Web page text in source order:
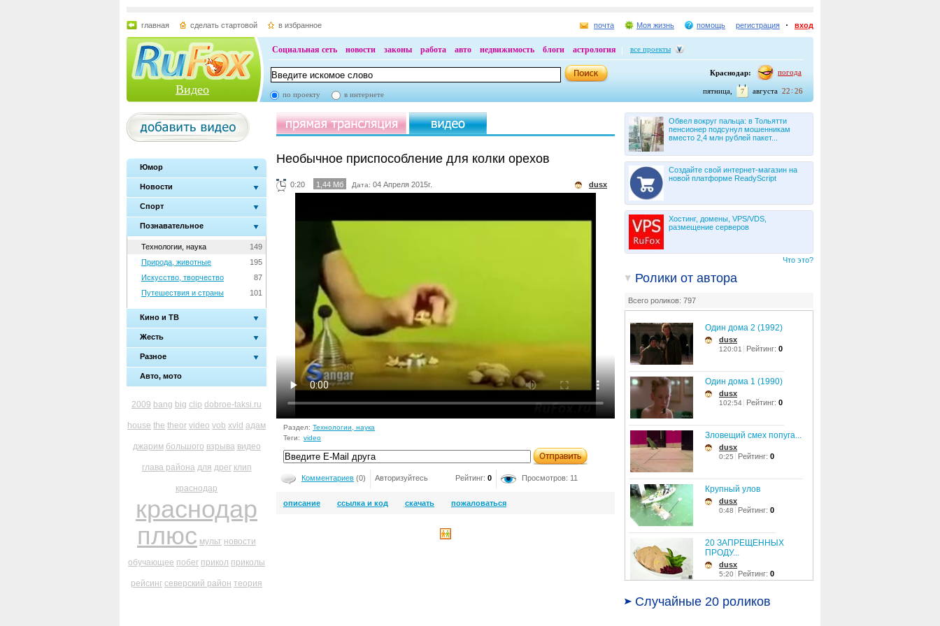
главная сделать стартовой в избранное почта Моя жизнь помощь регистрация вход
Видео
Социальная сеть новости законы работа авто недвижимость блоги астрология все проекты
Краснодар: погода
22 26
августа
7
пятница,
по проекту в интернете
Юмор
Новости
Спорт
Познавательное
149
Технологии, наука
195
Природа, животные
87
Искусство, творчество
101
Путешествия и страны
Кино и ТВ
Жесть
Разное
Авто, мото
2009 bang big clip dobroe-taksi.ru
house the theor video vob xvid адам
джарим большого взрыва видео
глава района для дрег клип
краснодар
краснодар
плюс мульт новости
обучающее побег прикол приколы
рейсинг северский район теория
Обвел вокруг пальца: в Тольятти
пенсионер подсунул мошенникам
вместо 2,4 млн рублей пакет...
Создайте свой интернет-магазин на
новой платформе ReadyScript
Хостинг, домены, VPS/VDS,
размещение серверов
Что это?
Ролики от автора
Всего роликов: 797
Один дома 2 (1992)
dusx
120:01 Рейтинг: 0
Один дома 1 (1990)
dusx
102:54 Рейтинг: 0
Зловещий смех попуга...
dusx
0:25 Рейтинг: 0
Крупный улов
dusx
0:48 Рейтинг: 0
20 ЗАПРЕЩЕННЫХ
ПРОДУ...
dusx
5:20 Рейтинг: 0
Маленький скалолаз
dusx
Случайные 20 роликов
Необычное приспособление для колки орехов
0:20 1,44 Мб Дата: 04 Апреля 2015г. dusx
Раздел: Технологии, наука
Теги: video
Комментариев (0) Авторизуйтесь Рейтинг: 0 Просмотров: 11
описание ссылка и код скачать пожаловаться